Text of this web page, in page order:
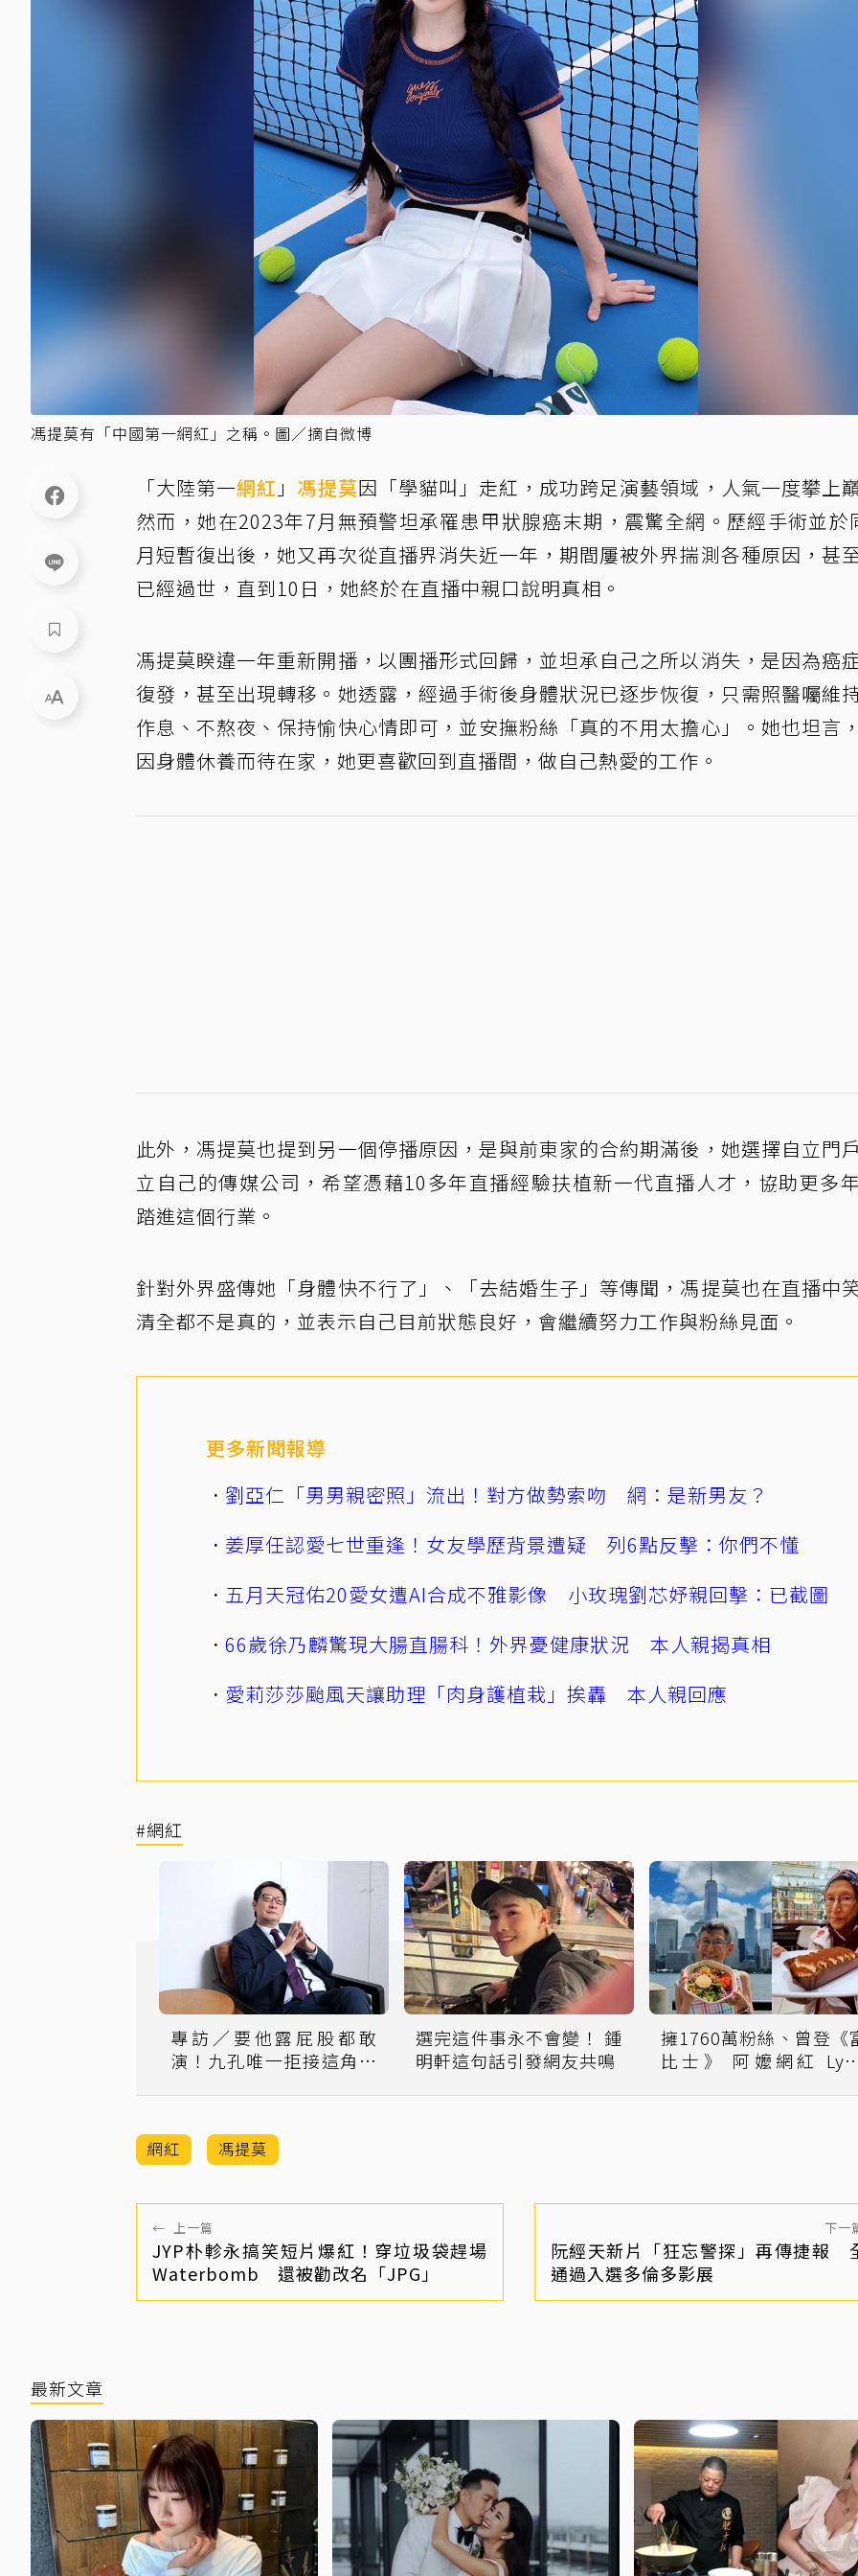
馮提莫有「中國第一網紅」之稱。圖／摘自微博
「大陸第一網紅 」 馮提莫因「學貓叫」走紅，成功跨足演藝領域，人氣一度攀上
然而，她在2023年7月無預警坦承罹患甲狀腺癌末期，震驚全網。歷經手術並於
月短暫復出後，她又再次從直播界消失近一年，期間屢被外界揣測各種原因，甚
已經過世，直到10日，她終於在直播中親口說明真相。
馮提莫睽違一年重新開播，以團播形式回歸，並坦承自己之所以消失，是因為癌
復發，甚至出現轉移。她透露，經過手術後身體狀況已逐步恢復，只需照醫囑維
作息、不熬夜、保持愉快心情即可，並安撫粉絲「真的不用太擔心」。她也坦言
因身體休養而待在家，她更喜歡回到直播間，做自己熱愛的工作。
此外，馮提莫也提到另一個停播原因，是與前東家的合約期滿後，她選擇自立門
立自己的傳媒公司，希望憑藉10多年直播經驗扶植新一代直播人才，協助更多
踏進這個行業。
針對外界盛傳她「身體快不行了」、「去結婚生子」等傳聞，馮提莫也在直播中
清全都不是真的，並表示自己目前狀態良好，會繼續努力工作與粉絲見面。
更多新聞報導
劉亞仁「男男親密照」流出！對方做勢索吻 網：是新男友？
姜厚任認愛七世重逢！女友學歷背景遭疑 列6點反擊：你們不懂
五月天冠佑20愛女遭AI合成不雅影像 小玫瑰劉芯妤親回擊：已截圖
66歲徐乃麟驚現大腸直腸科！外界憂健康狀況 本人親揭真相
愛莉莎莎颱風天讓助理「肉身護植栽」挨轟 本人親回應
#網紅
專訪／要他露屁股都敢
演！九孔唯一拒接這角色
選完這件事永不會變！ 鍾
明軒這句話引發網友共鳴
擁1760萬粉絲、曾登《
比士》 阿嬤網紅
網紅 馮提莫
← 上一篇
JYP朴軫永搞笑短片爆紅！穿垃圾袋趕場
Waterbomb 還被勸改名「JPG」
下一
阮經天新片「狂忘警探」再傳捷報
通過入選多倫多影展
最新文章